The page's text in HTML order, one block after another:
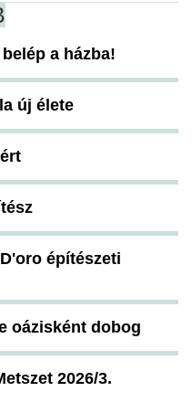
a házba!
új élete
építészeti
oázisként dobog
2026/3.